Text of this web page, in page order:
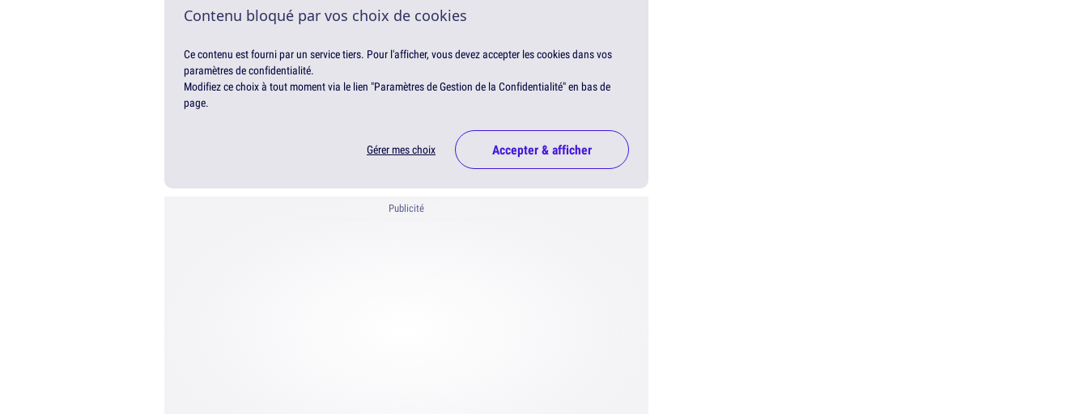
Contenu bloqué par vos choix de cookies
Ce contenu est fourni par un service tiers. Pour l'afficher, vous devez accepter les cookies dans vos
paramètres de confidentialité.
Modifiez ce choix à tout moment via le lien "Paramètres de Gestion de la Confidentialité" en bas de
page.
Gérer mes choix Accepter & afficher
Publicité